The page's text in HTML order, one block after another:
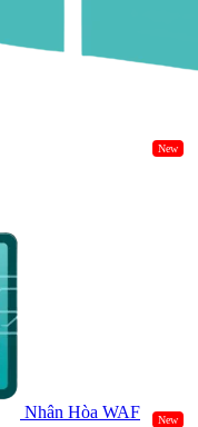
New
Nhân Hòa WAF New